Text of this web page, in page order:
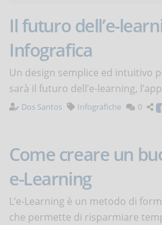
Il futuro dell’e-
Infografica
Un design semplice ed intuitivo
sarà il futuro dell’e-learning,
Dos Santos Infografiche 0
Come creare un
e-Learning
L’e-Learning è un metodo di
che permette di risparmiare